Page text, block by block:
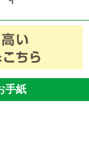
手紙